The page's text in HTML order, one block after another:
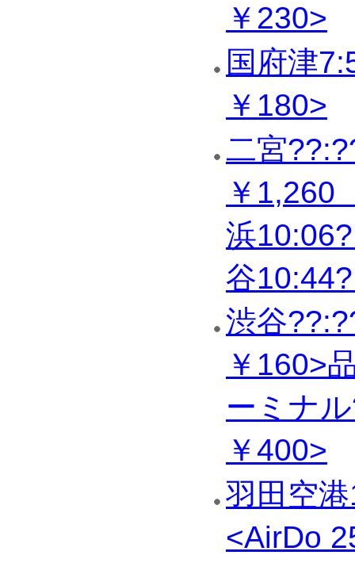
￥230>
国府津
￥180>
二宮
￥1,260
浜
谷
渋谷
￥160>
ーミナ
￥400>
羽田空
<AirDo